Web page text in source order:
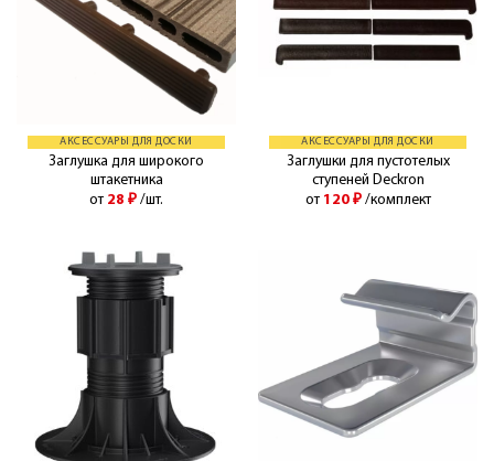
АКСЕССУАРЫ ДЛЯ ДОСКИ
Заглушка для широкого
штакетника
от 28 ₽ /шт.
АКСЕССУАРЫ ДЛЯ ДОСКИ
Заглушки для пустотелых
ступеней Deckron
от 120 ₽ /комплект